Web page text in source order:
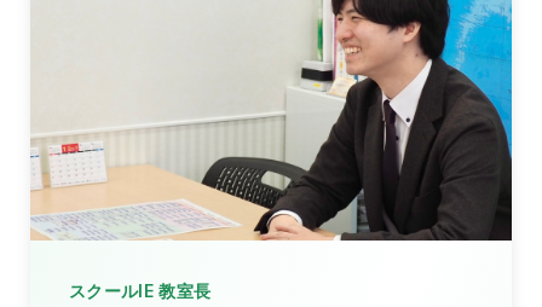
スクールIE 教室長